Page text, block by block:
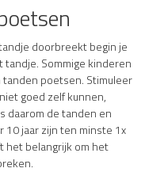
doorbreekt begin je
Sommige kinderen
poetsen. Stimuleer
goed zelf kunnen,
daarom de tanden en
jaar zijn ten minste 1x
het belangrijk om het